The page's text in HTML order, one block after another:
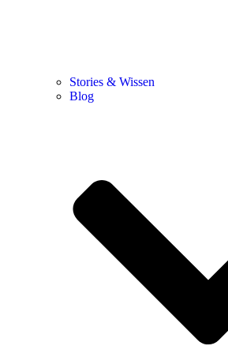
Stories & Wissen
Blog